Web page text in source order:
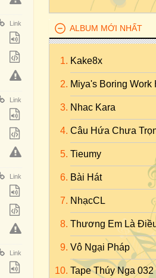
Link
Link
Link
Link
ALBUM MỚI NHẤT
Kake8x
Miya's Boring Work
Nhac Kara
Câu Hứa Chưa
Tieumy
Bài Hát
NhạcCL
Thương Em Là
Vô Ngại Pháp
Tape Thúy Nga